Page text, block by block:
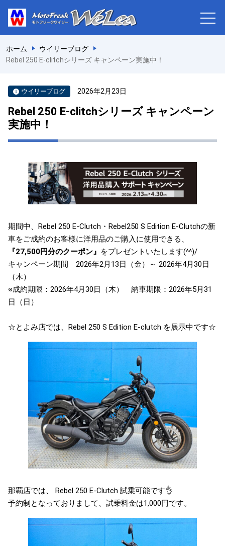
ホーム
ウイリーブログ
Rebel 250 E-clitchシリーズ キャンペーン実施中！
ウイリーブログ 2026年2月23日
Rebel 250 E-clitchシリーズ キャンペーン
実施中！
期間中、Rebel 250 E-Clutch・Rebel250 S Edition E-Clutchの新
車をご成約のお客様に洋用品のご購入に使用できる、
『27,500円分のクーポン』 をプレゼントいたします(^^)/
キャンペーン期間 2026年2月13日（金）～ 2026年4月30日
（木）
※成約期限：2026年4月30日（木） 納車期限：2026年5月31
日（日）
☆とよみ店では、Rebel 250 S Edition E-clutch を展示中です☆
那覇店では、 Rebel 250 E-Clutch 試乗可能です👌
予約制となっておりまして、試乗料金は1,000円です。